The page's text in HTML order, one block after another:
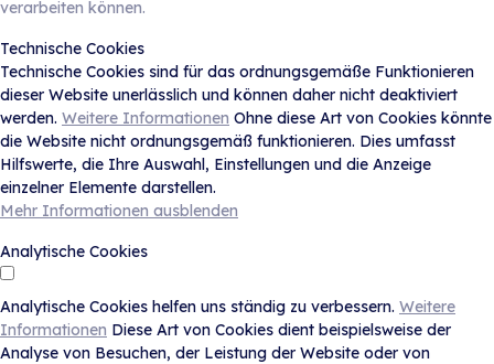
verarbeiten können.
Technische Cookies
Technische Cookies sind für das ordnungsgemäße Funktionieren
dieser Website unerlässlich und können daher nicht deaktiviert
werden. Weitere Informationen Ohne diese Art von Cookies könnte
die Website nicht ordnungsgemäß funktionieren. Dies umfasst
Hilfswerte, die Ihre Auswahl, Einstellungen und die Anzeige
einzelner Elemente darstellen.
Mehr Informationen ausblenden
Analytische Cookies
Analytische Cookies helfen uns ständig zu verbessern. Weitere
Informationen Diese Art von Cookies dient beispielsweise der
Analyse von Besuchen, der Leistung der Website oder von